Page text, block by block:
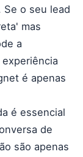
Se o seu lead
mas
a
é apenas
é essencial
de
são apenas